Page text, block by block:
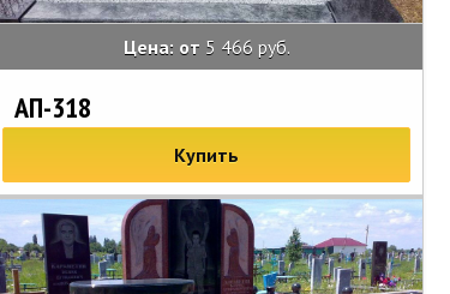
Цена: от 5 466 руб.
АП-318
Купить